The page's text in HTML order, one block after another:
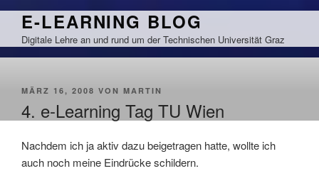
Zum
springen
E-LEARNING BLOG
Digitale Lehre an und rund um der Technischen Universität Graz
VERÖFFENTLICHT
MÄRZ 16, 2008 VON MARTIN
4. e-Learning Tag TU Wien
Nachdem ich ja aktiv dazu beigetragen hatte, wollte ich
auch noch meine Eindrücke schildern.